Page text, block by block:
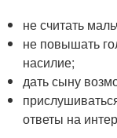
не считать
не повышать
насилие;
дать сыну
ответы на